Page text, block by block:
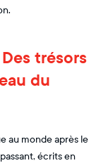
trésors
du
au monde après le
écrits en